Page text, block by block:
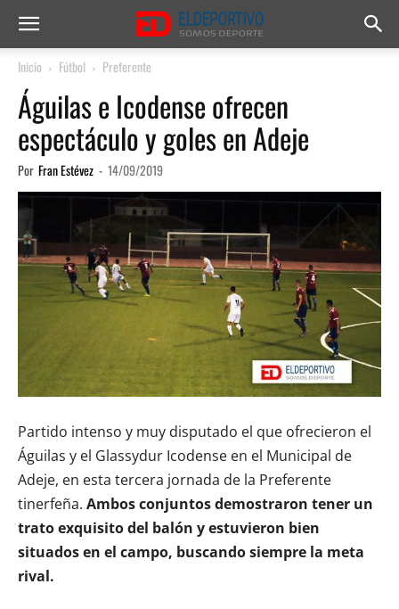
Inicio Fútbol Preferente
Águilas e Icodense ofrecen
espectáculo y goles en Adeje
Por Fran Estévez - 14/09/2019
Partido intenso y muy disputado el que ofrecieron el
Águilas y el Glassydur Icodense en el Municipal de
Adeje, en esta tercera jornada de la Preferente
tinerfeña. Ambos conjuntos demostraron tener un
trato exquisito del balón y estuvieron bien
situados en el campo, buscando siempre la meta
rival.